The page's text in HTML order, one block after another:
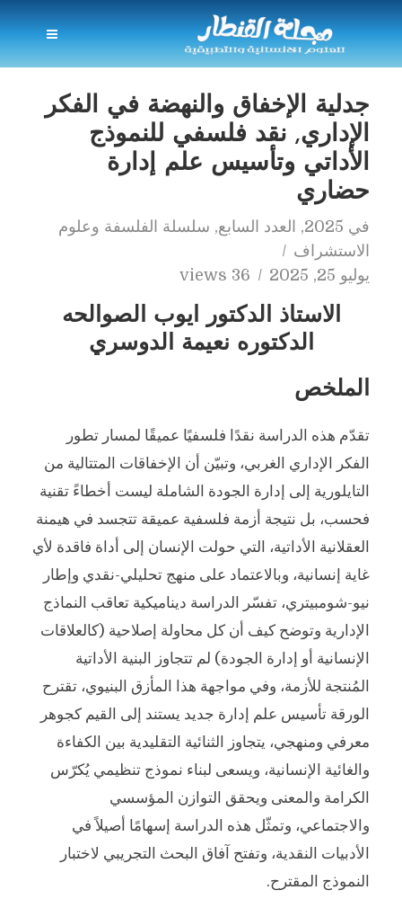
جدلية الإخفاق والنهضة في الفكر
الإداري, نقد فلسفي للنموذج
الأداتي وتأسيس علم إدارة
حضاري
في 2025
, العدد السابع, سلسلة الفلسفة وعلوم
الاستشراف
يوليو 25, 2025
36 views
الاستاذ الدكتور ايوب الصوالحه
الدكتوره نعيمة الدوسري
الملخص
تقدّم هذه الدراسة نقدًا فلسفيًا عميقًا لمسار تطور
الفكر الإداري الغربي، وتبيّن أن الإخفاقات المتتالية من
التايلورية إلى إدارة الجودة الشاملة ليست أخطاءً تقنية
فحسب، بل نتيجة أزمة فلسفية عميقة تتجسد في هيمنة
العقلانية الأداتية، التي حولت الإنسان إلى أداة فاقدة لأي
غاية إنسانية، وبالاعتماد على منهج تحليلي-نقدي وإطار
نيو-شومبيتري، تفسّر الدراسة ديناميكية تعاقب النماذج
الإدارية وتوضح كيف أن كل محاولة إصلاحية (كالعلاقات
الإنسانية أو إدارة الجودة) لم تتجاوز البنية الأداتية
المُنتجة للأزمة، وفي مواجهة هذا المأزق البنيوي، تقترح
الورقة تأسيس علم إدارة جديد يستند إلى القيم كجوهر
معرفي ومنهجي، يتجاوز الثنائية التقليدية بين الكفاءة
والغائية الإنسانية، ويسعى لبناء نموذج تنظيمي يُكرّس
الكرامة والمعنى ويحقق التوازن المؤسسي
والاجتماعي، وتمثّل هذه الدراسة إسهامًا أصيلاً في
الأدبيات النقدية، وتفتح آفاق البحث التجريبي لاختبار
النموذج المقترح.